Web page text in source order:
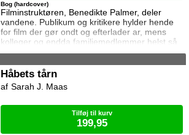
Filminstruktøren, Benedikte Palmer, deler
vandene. Publikum og kritikere hylder hende
for film der gør ondt og efterlader ar, mens
kolleger og endda familiemedlemmer helst så
hende forsvinde. Under en rejse til Los
miste livet. Da efterforskningen fortsætter
nyuddannede agent April Biggs for at assistere
Bog (hardcover)
Håbets tårn
Sarah J. Maas
Tilføj til kurv
199,95